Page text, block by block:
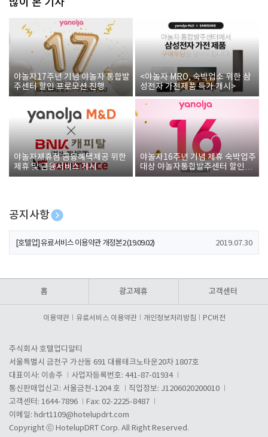
많이 본 기사
야놀자17주년 기념 야놀자 통합발
주센터 할인 프로모션 진행
<야놀자 MRO, 숙박업소 위한 삼
성전자 가전제품 특가 개시>
야놀자제휴점 금융혜택제공 위한
제휴 및 금융서비스 게시
야놀자16주년 기념 제휴 숙박업주
대상 야놀자통합발주센터 할인쿠
폰 증정
공지사항
[호텔업] 개인정보 처리방침 개정본1 (19.09.02)
[호텔업] 유료서비스 이용약관 개정본2 (19.09.02) 2019.07.30
홈 광고제휴 고객센터
이용약관 유료서비스 이용약관 개인정보처리방침 PC버전
주식회사 호텔업디알티
서울특별시 금천구 가산동 691 대륭테크노타운20차 1807호
대표이사: 이송주
사업자등록번호: 441-87-01934
통신판매업신고: 서울금천-1204 호
직업정보: J1206020200010
고객센터: 1644-7896
Fax: 02-2225-8487
이메일: hdrt1109@hotelupdrt.com
Copyright ⓒ HotelupDRT Corp. All Right Reserved.